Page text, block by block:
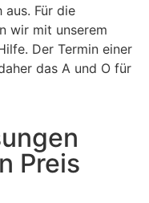
Für die
wir mit unserem
Der Termin einer
das A und O für
Preis